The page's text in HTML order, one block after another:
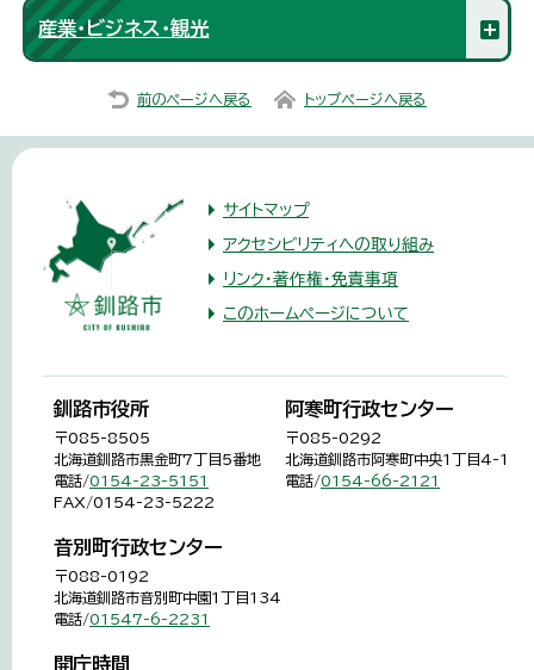
産業・ビジネス・観光
前のページへ戻る トップページへ戻る
サイトマップ
アクセシビリティへの取り組み
リンク・著作権・免責事項
このホームページについて
釧路市役所
〒085-8505
北海道釧路市黒金町7丁目5番地
電話/0154-23-5151
FAX/0154-23-5222
阿寒町行政センター
〒085-0292
北海道釧路市阿寒町中央1丁目4-1
電話/0154-66-2121
音別町行政センター
〒088-0192
北海道釧路市音別町中園1丁目134
電話/01547-6-2231
開庁時間